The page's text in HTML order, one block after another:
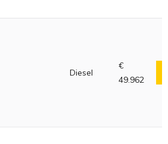
Diesel
€
49.962